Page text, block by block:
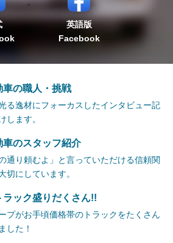
英語版
Facebook
車の職人・挑戦
る逸材にフォーカスしたインタビュー記
します。
車のスタッフ紹介
の通り頼むよ」と言っていただける信頼関
切にしています。
ラック盛りだくさん!!
プがお手頃価格帯のトラックをたくさん
した！